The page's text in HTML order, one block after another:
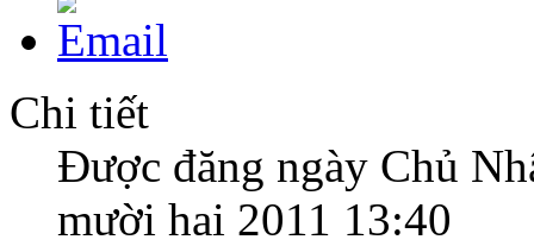
Chi tiết
Được đăng ngày Chủ
mười hai 2011 13:40